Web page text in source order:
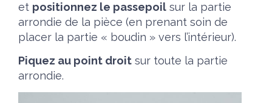
et positionnez le passepoil sur la partie
arrondie de la pièce (en prenant soin de
placer la partie « boudin » vers l’intérieur).
Piquez au point droit sur toute la partie
arrondie.